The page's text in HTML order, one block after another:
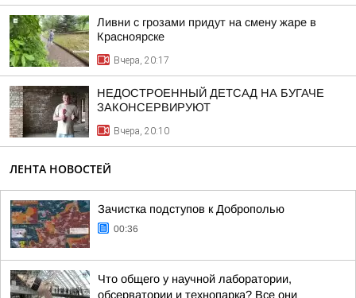
Ливни с грозами придут на смену жаре в
Красноярске
Вчера, 20:17
НЕДОСТРОЕННЫЙ ДЕТСАД НА БУГАЧЕ
ЗАКОНСЕРВИРУЮТ
Вчера, 20:10
ЛЕНТА НОВОСТЕЙ
Зачистка подступов к Доброполью
00:36
Что общего у научной лаборатории,
обсерватории и технопарка? Все они